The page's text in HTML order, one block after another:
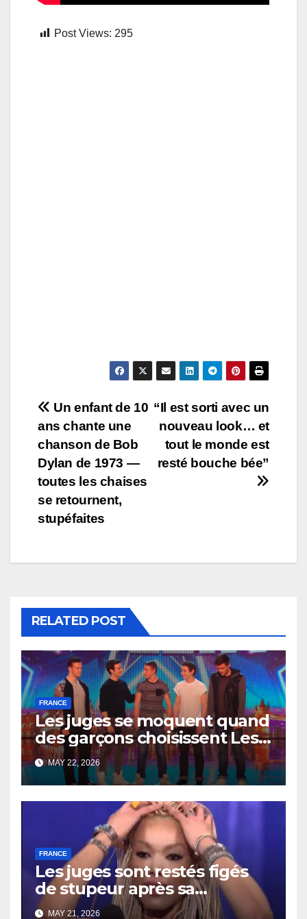
Post Views: 295
Post
navigation
“Il est sorti avec un
nouveau look… et
tout le monde est
resté bouche bée”
Un enfant de 10
ans chante une
chanson de Bob
Dylan de 1973 —
toutes les chaises
se retournent,
stupéfaites
RELATED POST
FRANCE
Les juges se moquent quand
des garçons choisissent Les
Misérables — puis tout
change en quelques
secondes
MAY 22, 2026
FRANCE
Les juges sont restés figés
de stupeur après sa
performance
MAY 21, 2026